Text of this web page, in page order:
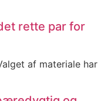
rette par for
af materiale har